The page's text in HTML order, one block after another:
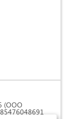
(ООО